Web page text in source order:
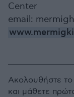
Center
email:
Ακολουθήστε το
και μάθετε